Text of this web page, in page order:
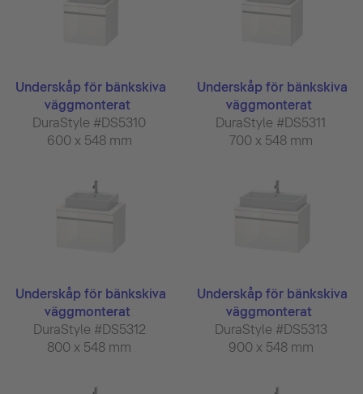
Underskåp för bänkskiva
väggmonterat
DuraStyle #DS5310
600 x 548 mm
Underskåp för bänkskiva
väggmonterat
DuraStyle #DS5311
700 x 548 mm
Underskåp för bänkskiva
väggmonterat
DuraStyle #DS5312
800 x 548 mm
Underskåp för bänkskiva
väggmonterat
DuraStyle #DS5313
900 x 548 mm